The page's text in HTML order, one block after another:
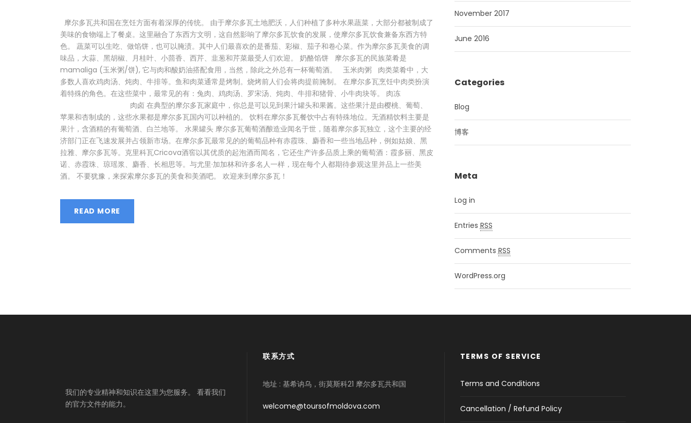
摩尔多瓦共和国在烹饪方面有着深厚的传统。 由于摩尔多瓦土地肥沃，人们种植了多种水果蔬菜，大部分都被制成了
美味的食物端上了餐桌。这里融合了东西方文明，这自然影响了摩尔多瓦饮食的发展，使摩尔多瓦饮食兼备东西方特
色。 蔬菜可以生吃、做馅饼，也可以腌渍。其中人们最喜欢的是番茄、彩椒、茄子和卷心菜。作为摩尔多瓦美食的调
味品，大蒜、黑胡椒、月桂叶、小茴香、西芹、韭葱和芹菜最受人们欢迎。 奶酪馅饼 摩尔多瓦的民族菜肴是
mamaliga (玉米粥/饼), 它与肉和酸奶油搭配食用，当然，除此之外总有一杯葡萄酒。 玉米肉粥 肉类菜肴中，大
多数人喜欢鸡肉汤、炖肉、牛排等。鱼和肉菜通常是烤制。烧烤前人们会将肉提前腌制。 在摩尔多瓦烹饪中肉类扮演
着特殊的角色。在这些菜中，最常见的有：兔肉、鸡肉汤、罗宋汤、炖肉、牛排和猪骨、小牛肉块等。 肉冻
肉卤 在典型的摩尔多瓦家庭中，你总是可以见到果汁罐头和果酱。这些果汁是由樱桃、葡萄、
苹果和杏制成的，这些水果都是摩尔多瓦国内可以种植的。 饮料在摩尔多瓦餐饮中占有特殊地位。无酒精饮料主要是
果汁，含酒精的有葡萄酒、白兰地等。 水果罐头 摩尔多瓦葡萄酒酿造业闻名于世，随着摩尔多瓦独立，这个主要的经
济部门正在飞速发展并占领新市场。在摩尔多瓦最常见的的葡萄品种有赤霞珠、麝香和一些当地品种，例如姑娘、黑
拉雅、摩尔多瓦等。克里科瓦Cricova酒窖以其优质的起泡酒而闻名，它还生产许多品质上乘的葡萄酒：霞多丽、黑皮
诺、赤霞珠、琼瑶浆、麝香、长相思等。与尤里·加加林和许多名人一样，现在每个人都期待参观这里并品上一些美
酒。 不要犹豫，来探索摩尔多瓦的美食和美酒吧。 欢迎来到摩尔多瓦！
READ MORE
November 2017
June 2016
Categories
Blog
博客
Meta
Log in
Entries RSS
Comments RSS
WordPress.org
我们的专业精神和知识在这里为您服务。 看看我们
的官方文件的能力。
联系方式
地址 : 基希讷乌，街莫斯科21 摩尔多瓦共和国
welcome@toursofmoldova.com
TERMS OF SERVICE
Terms and Conditions
Cancellation / Refund Policy